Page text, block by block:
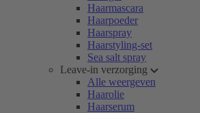
Haarmascara
Haarpoeder
Haarspray
Haarstyling-set
Sea salt spray
Leave-in verzorging
Alle weergeven
Haarolie
Haarserum